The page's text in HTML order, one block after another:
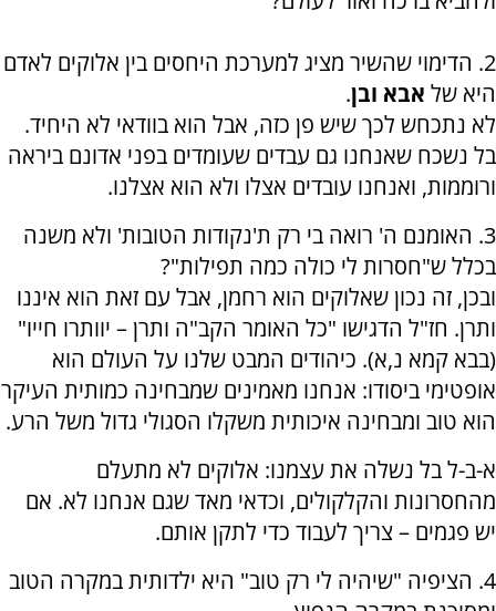
2. הדימוי שהשיר מציג למערכת היחסים בין אלוקים לאדם
היא של אבא ובן.
לא נתכחש לכך שיש פן כזה, אבל הוא בוודאי לא היחיד.
בל נשכח שאנחנו גם עבדים שעומדים בפני אדונם ביראה
ורוממות, ואנחנו עובדים אצלו ולא הוא אצלנו.
3. האומנם ה' רואה בי רק ת'נקודות הטובות' ולא משנה
בכלל ש"חסרות לי כולה כמה תפילות"?
ובכן, זה נכון שאלוקים הוא רחמן, אבל עם זאת הוא איננו
ותרן. חז"ל הדגישו "כל האומר הקב"ה ותרן – יוותרו חייו"
(בבא קמא נ,א). כיהודים המבט שלנו על העולם הוא
אופטימי ביסודו: אנחנו מאמינים שמבחינה כמותית העיקר
הוא טוב ומבחינה איכותית משקלו הסגולי גדול משל הרע.
א-ב-ל בל נשלה את עצמנו: אלוקים לא מתעלם
מהחסרונות והקלקולים, וכדאי מאד שגם אנחנו לא. אם
יש פגמים – צריך לעבוד כדי לתקן אותם.
4. הציפיה "שיהיה לי רק טוב" היא ילדותית במקרה הטוב